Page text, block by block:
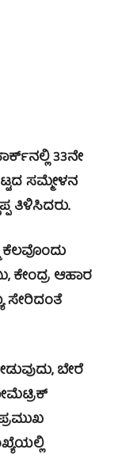
33ನೇ
ಸಮ್ಮೇಳನ
ತಿಳಿಸಿದರು.
ಕೇಂದ್ರ ಆಹಾರ
ಸೇರಿದಂತೆ
ಬೇರೆ